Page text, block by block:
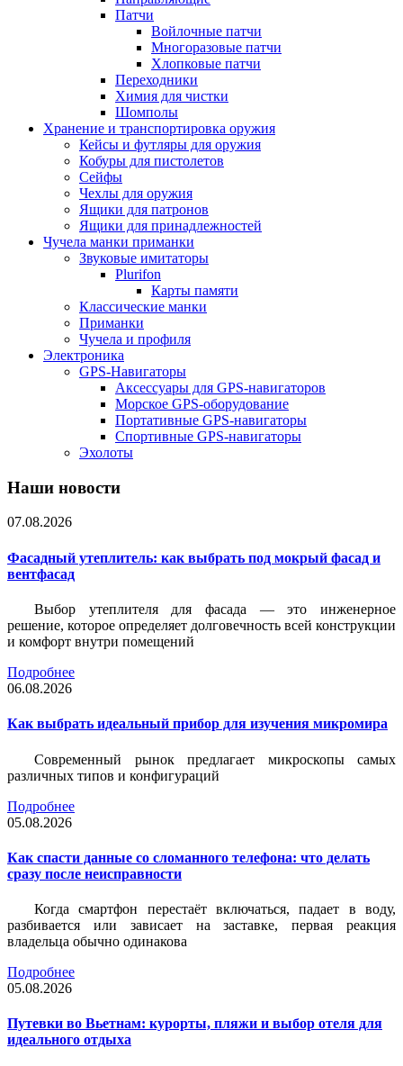
Патчи
Войлочные патчи
Многоразовые патчи
Хлопковые патчи
Переходники
Химия для чистки
Шомполы
Хранение и транспортировка оружия
Кейсы и футляры для оружия
Кобуры для пистолетов
Сейфы
Чехлы для оружия
Ящики для патронов
Ящики для принадлежностей
Чучела манки приманки
Звуковые имитаторы
Plurifon
Карты памяти
Классические манки
Приманки
Чучела и профиля
Электроника
GPS-Навигаторы
Аксессуары для GPS-навигаторов
Морское GPS-оборудование
Портативные GPS-навигаторы
Спортивные GPS-навигаторы
Эхолоты
Наши новости
07.08.2026
Фасадный утеплитель: как выбрать под мокрый фасад и
вентфасад
Выбор утеплителя для фасада — это инженерное
решение, которое определяет долговечность всей конструкции
и комфорт внутри помещений
Подробнее
06.08.2026
Как выбрать идеальный прибор для изучения микромира
Современный рынок предлагает микроскопы самых
различных типов и конфигураций
Подробнее
05.08.2026
Как спасти данные со сломанного телефона: что делать
сразу после неисправности
Когда смартфон перестаёт включаться, падает в воду,
разбивается или зависает на заставке, первая реакция
владельца обычно одинакова
Подробнее
05.08.2026
Путевки во Вьетнам: курорты, пляжи и выбор отеля для
идеального отдыха